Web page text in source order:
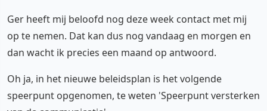
Ger heeft mij beloofd nog deze week contact met mij
op te nemen. Dat kan dus nog vandaag en morgen en
dan wacht ik precies een maand op antwoord.
Oh ja, in het nieuwe beleidsplan is het volgende
speerpunt opgenomen, te weten 'Speerpunt versterken